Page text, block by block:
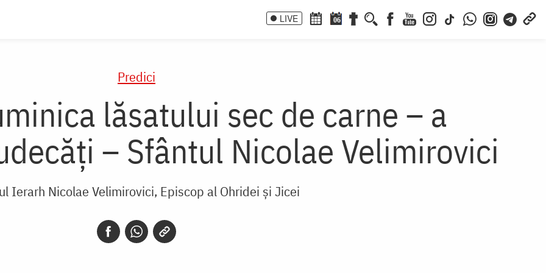
LIVE 06
Predici
lăsatului sec de carne – a
– Sfântul Nicolae Velimirovici
Ierarh Nicolae Velimirovici, Episcop al Ohridei și Jicei